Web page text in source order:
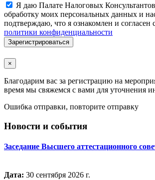
Я даю Палате Налоговых Консультантов
обработку моих персональных данных и
подтверждаю, что я ознакомлен и согласен
политики конфиденциальности
Зарегистрироваться
×
Благодарим вас за регистрацию на
время мы свяжемся с вами для уточнения
Ошибка отправки, повторите отправку
Новости и события
Заседание Высшего аттестационного
Дата: 30 сентября 2026 г.